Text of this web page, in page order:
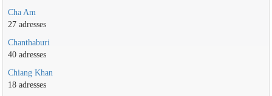
Cha Am
27 adresses
Chanthaburi
40 adresses
Chiang Khan
18 adresses